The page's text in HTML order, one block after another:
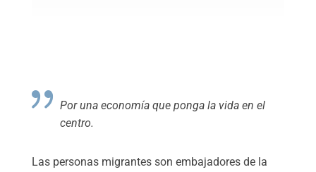
Por una economía que ponga la vida en el
centro.
Las personas migrantes son embajadores de la